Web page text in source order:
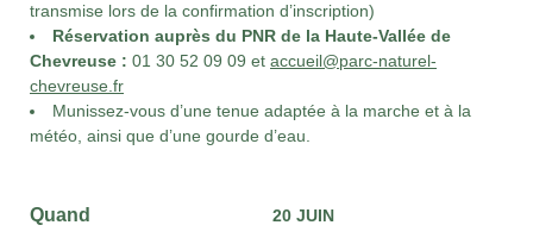
transmise lors de la confirmation d’inscription)
Réservation auprès du PNR de la Haute-Vallée de
Chevreuse : 01 30 52 09 09 et accueil@parc-naturel-
chevreuse.fr
Munissez-vous d’une tenue adaptée à la marche et à la
météo, ainsi que d’une gourde d’eau.
Quand 20 JUIN